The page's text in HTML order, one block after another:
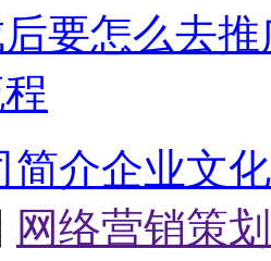
要怎么去
简介企业文化
网络营销策划